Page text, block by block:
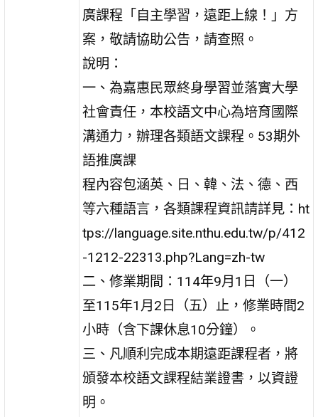
廣課程「自主學習，遠距上線！」方
案，敬請協助公告，請查照。
說明：
一、為嘉惠民眾終身學習並落實大學
社會責任，本校語文中心為培育國際
溝通力，辦理各類語文課程。53期外
語推廣課
程內容包涵英、日、韓、法、德、西
等六種語言，各類課程資訊請詳見：ht
tps://language.site.nthu.edu.tw/p/412
-1212-22313.php?Lang=zh-tw
二、修業期間：114年9月1日（一）
至115年1月2日（五）止，修業時間2
小時（含下課休息10分鐘）。
三、凡順利完成本期遠距課程者，將
頒發本校語文課程結業證書，以資證
明。